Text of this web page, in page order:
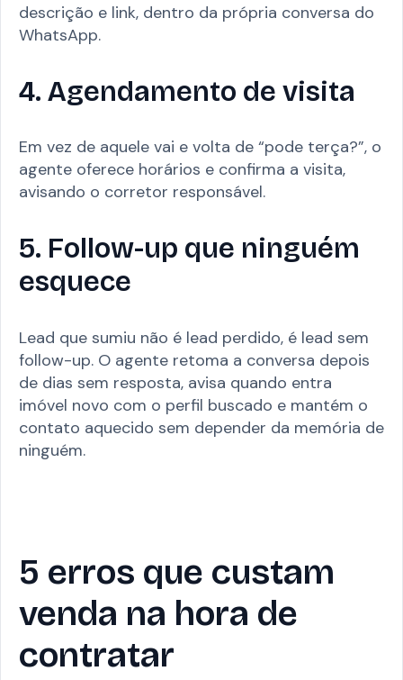
descrição e link, dentro da própria conversa do
WhatsApp.
4. Agendamento de visita
Em vez de aquele vai e volta de “pode terça?”, o
agente oferece horários e confirma a visita,
avisando o corretor responsável.
5. Follow-up que ninguém
esquece
Lead que sumiu não é lead perdido, é lead sem
follow-up. O agente retoma a conversa depois
de dias sem resposta, avisa quando entra
imóvel novo com o perfil buscado e mantém o
contato aquecido sem depender da memória de
ninguém.
5 erros que custam
venda na hora de
contratar